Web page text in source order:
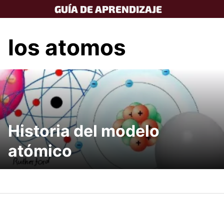
to
GUÍA DE APRENDIZAJE
los atomos
Historia del modelo
atómico